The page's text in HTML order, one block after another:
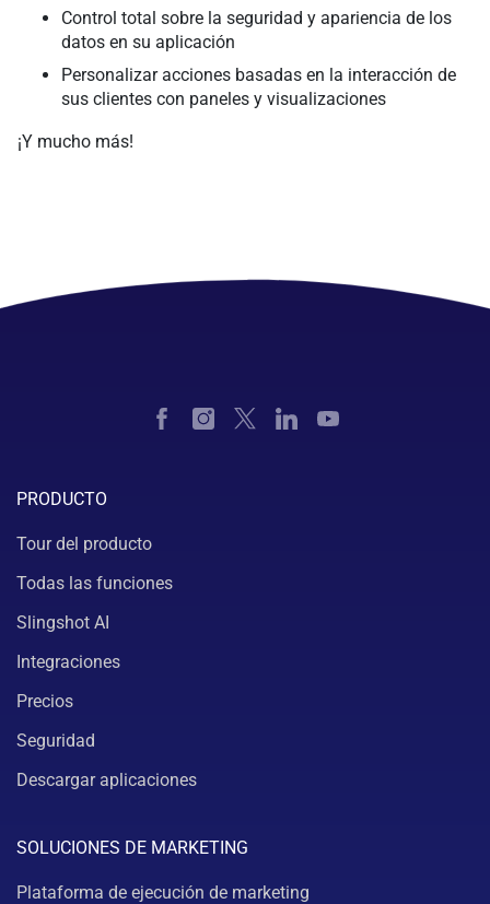
Control total sobre la seguridad y apariencia de los
datos en su aplicación
Personalizar acciones basadas en la interacción de
sus clientes con paneles y visualizaciones
¡Y mucho más!
PRODUCTO
Tour del producto
Todas las funciones
Slingshot AI
Integraciones
Precios
Seguridad
Descargar aplicaciones
SOLUCIONES DE MARKETING
Plataforma de ejecución de marketing